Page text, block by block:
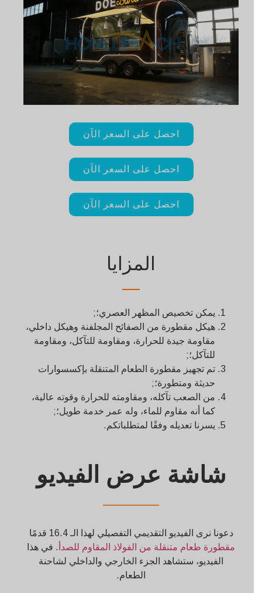
احصل على السعر الآن
احصل على السعر الآن
احصل على السعر الآن
المزايا
يمكن تخصيص المظهر العصري؛;
هيكل مقطورة من الصفائح المجلفنة وهيكل داخلي،
مقاومة جيدة للحرارة، ومقاومة للتآكل، ومقاومة
للتآكل؛;
تم تجهيز مقطورة الطعام المتنقلة بإكسسوارات
حديثة ومتطورة؛;
من الصعب تآكله، ومقاومته للحرارة وقوته عالية،
كما أنه مقاوم للماء، وله عمر خدمة طويل؛;
يسرنا تعديله وفقًا لمتطلباتكم.
شاشة عرض الفيديو
——————
دعونا نرى الفيديو التقديمي التفصيلي لهذا الـ 16.4 قدمًا
مقطورة طعام متنقلة من الفولاذ المقاوم للصدأ. في هذا
الفيديو، ستشاهد الجزء الخارجي والداخلي لشاحنة
الطعام.